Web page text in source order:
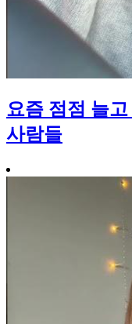
요즘 점점 늘
사람들